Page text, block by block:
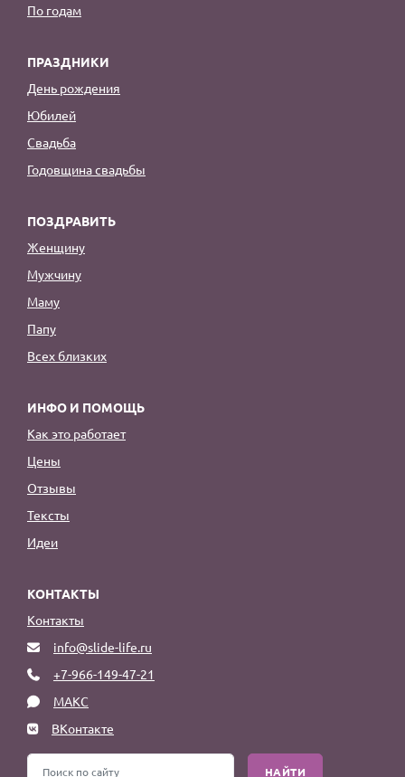
По годам
ПРАЗДНИКИ
День рождения
Юбилей
Свадьба
Годовщина свадьбы
ПОЗДРАВИТЬ
Женщину
Мужчину
Маму
Папу
Всех близких
ИНФО И ПОМОЩЬ
Как это работает
Цены
Отзывы
Тексты
Идеи
КОНТАКТЫ
Контакты
info@slide-life.ru
+7-966-149-47-21
МАКС
ВКонтакте
НАЙТИ